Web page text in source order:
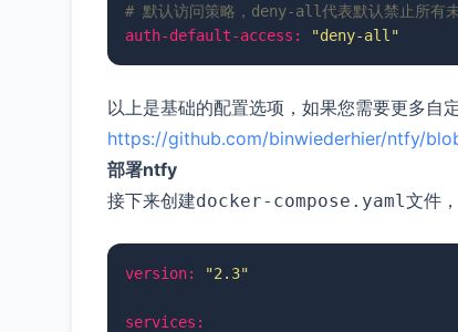
# 默认访问策略，deny-all代表默认禁止所有
auth-default-access:
"deny-all"
以上是基础的配置选项，如果您需要更多自
https://github.com/binwiederhier/ntfy/
部署ntfy
接下来创建docker-compose.yaml 文件
version: "2.3"
services: